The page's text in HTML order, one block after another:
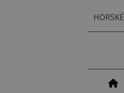
HORSKÉ